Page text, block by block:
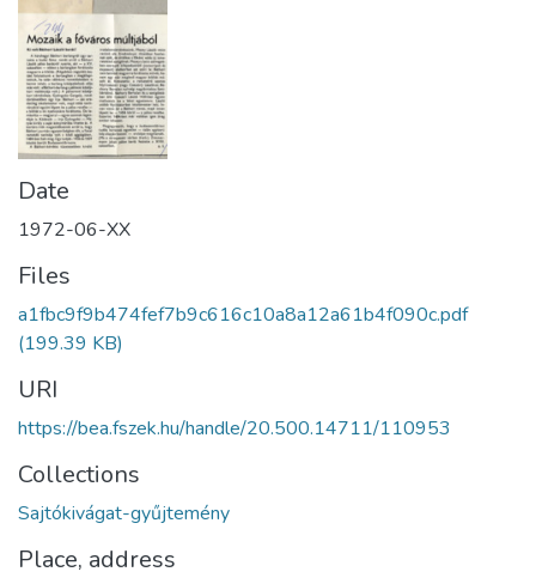
Date
1972-06-XX
Files
a1fbc9f9b474fef7b9c616c10a8a12a61b4f090c.pdf
(199.39 KB)
URI
https://bea.fszek.hu/handle/20.500.14711/110953
Collections
Sajtókivágat-gyűjtemény
Place, address